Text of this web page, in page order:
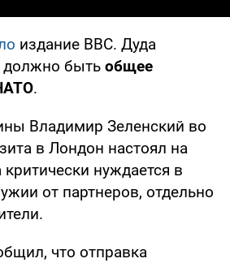
издание ВВС. Дуда
должно быть общее
.
Владимир Зеленский во
в Лондон настоял на
нуждается в
от партнеров, отдельно
что отправка